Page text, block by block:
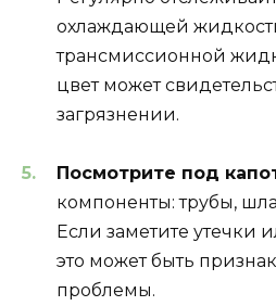
охлаждающей
трансмиссионной
цвет может
загрязнении.
Посмотрите под
компоненты: трубы,
Если заметите утечки
это может быть
проблемы.